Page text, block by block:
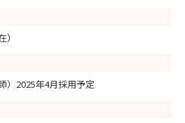
）2025年4月採用予定